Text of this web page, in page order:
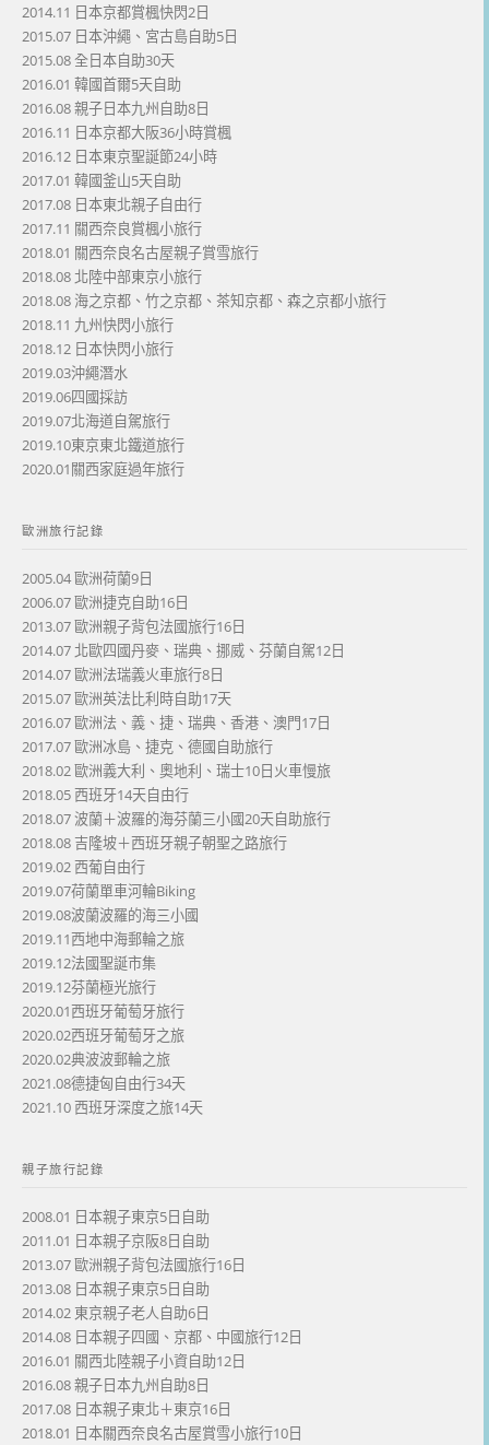
2014.11 日本京都賞楓快閃2日
2015.07 日本沖繩、宮古島自助5日
2015.08 全日本自助30天
2016.01 韓國首爾5天自助
2016.08 親子日本九州自助8日
2016.11 日本京都大阪36小時賞楓
2016.12 日本東京聖誕節24小時
2017.01 韓國釜山5天自助
2017.08 日本東北親子自由行
2017.11 關西奈良賞楓小旅行
2018.01 關西奈良名古屋親子賞雪旅行
2018.08 北陸中部東京小旅行
2018.08 海之京都、竹之京都、茶知京都、森之京都小旅行
2018.11 九州快閃小旅行
2018.12 日本快閃小旅行
2019.03沖繩潛水
2019.06四國採訪
2019.07北海道自駕旅行
2019.10東京東北鐵道旅行
2020.01關西家庭過年旅行
歐洲旅行記錄
2005.04 歐洲荷蘭9日
2006.07 歐洲捷克自助16日
2013.07 歐洲親子背包法國旅行16日
2014.07 北歐四國丹麥、瑞典、挪威、芬蘭自駕12日
2014.07 歐洲法瑞義火車旅行8日
2015.07 歐洲英法比利時自助17天
2016.07 歐洲法、義、捷、瑞典、香港、澳門17日
2017.07 歐洲冰島、捷克、德國自助旅行
2018.02 歐洲義大利、奧地利、瑞士10日火車慢旅
2018.05 西班牙14天自由行
2018.07 波蘭＋波羅的海芬蘭三小國20天自助旅行
2018.08 吉隆坡＋西班牙親子朝聖之路旅行
2019.02 西葡自由行
2019.07荷蘭單車河輪Biking
2019.08波蘭波羅的海三小國
2019.11西地中海郵輪之旅
2019.12法國聖誕市集
2019.12芬蘭極光旅行
2020.01西班牙葡萄牙旅行
2020.02西班牙葡萄牙之旅
2020.02典波波郵輪之旅
2021.08德捷匈自由行34天
2021.10 西班牙深度之旅14天
親子旅行記錄
2008.01 日本親子東京5日自助
2011.01 日本親子京阪8日自助
2013.07 歐洲親子背包法國旅行16日
2013.08 日本親子東京5日自助
2014.02 東京親子老人自助6日
2014.08 日本親子四國、京都、中國旅行12日
2016.01 關西北陸親子小資自助12日
2016.08 親子日本九州自助8日
2017.08 日本親子東北＋東京16日
2018.01 日本關西奈良名古屋賞雪小旅行10日